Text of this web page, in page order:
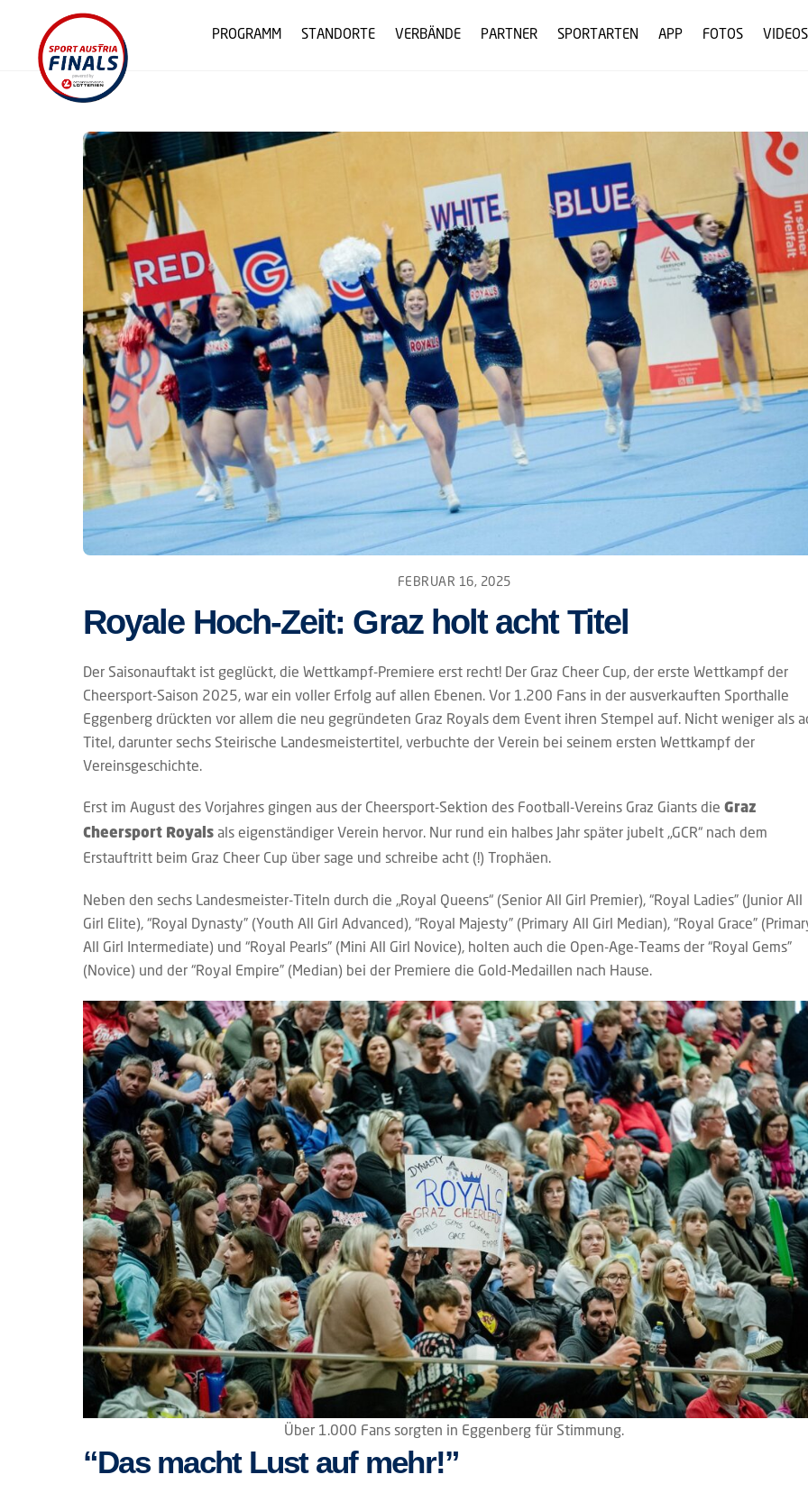
content
PROGRAMM STANDORTE VERBÄNDE PARTNER SPORTARTEN APP FOTOS
FEBRUAR 16, 2025
Royale Hoch-Zeit: Graz holt acht Titel
Der Saisonauftakt ist geglückt, die Wettkampf-Premiere erst recht! Der Graz Cheer Cup, der erste Wettkampf der
Cheersport-Saison 2025, war ein voller Erfolg auf allen Ebenen. Vor 1.200 Fans in der ausverkauften Sporthalle
Eggenberg drückten vor allem die neu gegründeten Graz Royals dem Event ihren Stempel auf. Nicht weniger als
Titel, darunter sechs Steirische Landesmeistertitel, verbuchte der Verein bei seinem ersten Wettkampf der
Vereinsgeschichte.
Erst im August des Vorjahres gingen aus der Cheersport-Sektion des Football-Vereins Graz Giants die Graz
Cheersport Royals als eigenständiger Verein hervor. Nur rund ein halbes Jahr später jubelt „GCR“ nach dem
Erstauftritt beim Graz Cheer Cup über sage und schreibe acht (!) Trophäen.
Neben den sechs Landesmeister-Titeln durch die „Royal Queens“ (Senior All Girl Premier), “Royal Ladies” (Junior All
Girl Elite), “Royal Dynasty” (Youth All Girl Advanced), “Royal Majesty” (Primary All Girl Median), “Royal Grace”
All Girl Intermediate) und “Royal Pearls” (Mini All Girl Novice), holten auch die Open-Age-Teams der “Royal Gems”
(Novice) und der “Royal Empire” (Median) bei der Premiere die Gold-Medaillen nach Hause.
Über 1.000 Fans sorgten in Eggenberg für Stimmung.
“Das macht Lust auf mehr!”